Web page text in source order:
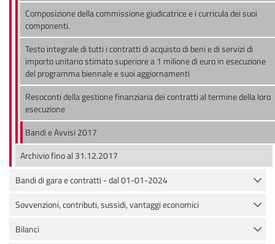
Composizione della commissione giudicatrice e i curricula dei suoi
componenti.
Testo integrale di tutti i contratti di acquisto di beni e di servizi di
importo unitario stimato superiore a 1 milione di euro in esecuzione
del programma biennale e suoi aggiornamenti
Resoconti della gestione finanziaria dei contratti al termine della loro
esecuzione
Bandi e Avvisi 2017
Archivio fino al 31.12.2017
Bandi di gara e contratti - dal 01-01-2024
Sovvenzioni, contributi, sussidi, vantaggi economici
Bilanci